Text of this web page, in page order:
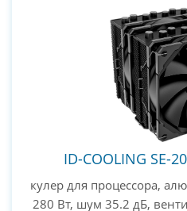
ID-COOLING SE-
кулер для процессора,
280 Вт, шум 35.2 дБ,